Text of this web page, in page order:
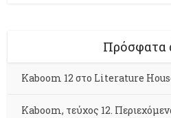
Πρόσφατα
Kaboom 12 στο Literature
Kaboom, τεύχος 12.